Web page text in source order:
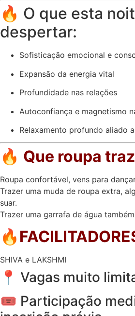
🔥 O que esta
despertar:
Sofisticação emocional e
Expansão da energia vital
Profundidade nas relações
Autoconfiança e magnetismo
Relaxamento profundo aliado
🔥 Que roupa
Roupa confortável, vens para
Trazer uma muda de roupa extra,
suar.
Trazer uma garrafa de água
🔥
SHIVA e LAKSHMI
📍 Vagas muito
🎟 Participação